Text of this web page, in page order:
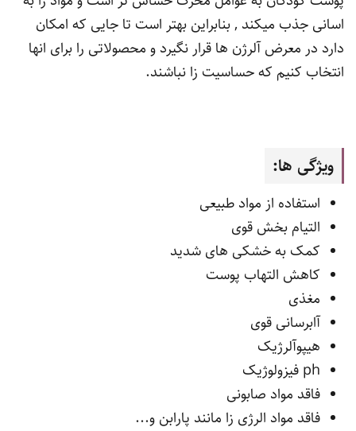
اسانی جذب میکند , بنابراین بهتر است تا جایی که امکان
دارد در معرض آلرژن ها قرار نگیرد و محصولاتی را برای انها
انتخاب کنیم که حساسیت زا نباشند.
ویژگی ها:
استفاده از مواد طبیعی
التیام بخش قوی
کمک به خشکی های شدید
کاهش التهاب پوست
مغذی
آابرسانی قوی
هیپوآلرژیک
ph فیزولوژیک
فاقد مواد صابونی
فاقد مواد الرژی زا مانند پارابن و...